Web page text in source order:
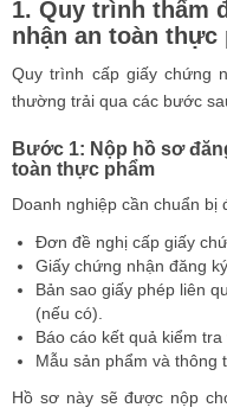
1. Quy trình thẩm
nhận an toàn thực
Quy trình cấp giấy chứng
thường trải qua các bước
Bước 1: Nộp hồ sơ
toàn thực phẩm
Doanh nghiệp cần chuẩn bị
Đơn đề nghị cấp giấy
Giấy chứng nhận đăng
Bản sao giấy phép liên
(nếu có).
Báo cáo kết quả kiểm
Mẫu sản phẩm và thông
Hồ sơ này sẽ được nộp